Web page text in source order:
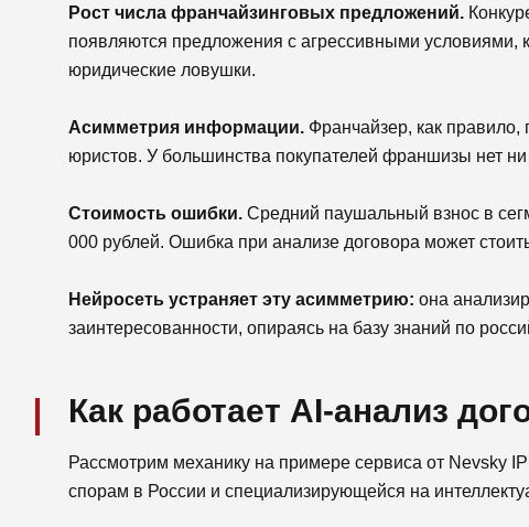
Рост числа франчайзинговых предложений.
появляются предложения с агрессивными условиями,
юридические ловушки.
Асимметрия информации. Франчайзер, как
юристов. У большинства покупателей франшизы нет
Стоимость ошибки. Средний паушальный взнос в
000 рублей. Ошибка при анализе договора может
Нейросеть устраняет эту асимметрию: она
заинтересованности, опираясь на базу знаний по
Как работает AI-анализ
Рассмотрим механику на примере сервиса от
спорам в России и специализирующейся на